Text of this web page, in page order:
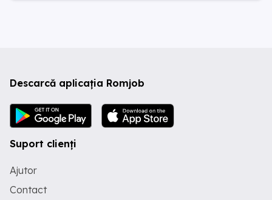
Descarcă aplicația Romjob
Suport clienți
Ajutor
Contact